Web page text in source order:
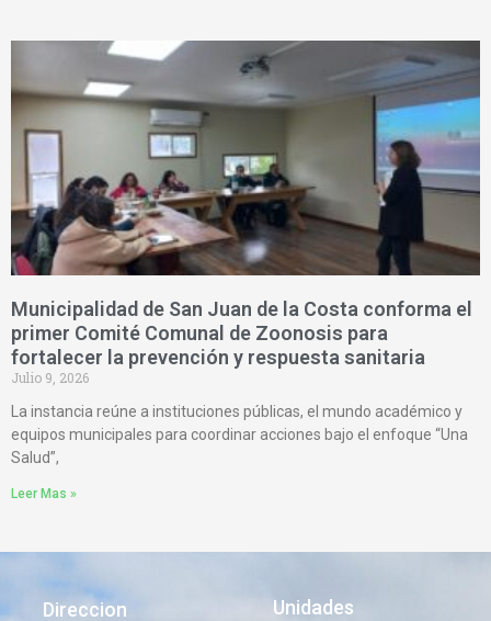
Municipalidad de San Juan de la Costa conforma el
primer Comité Comunal de Zoonosis para
fortalecer la prevención y respuesta sanitaria
Julio 9, 2026
La instancia reúne a instituciones públicas, el mundo académico y
equipos municipales para coordinar acciones bajo el enfoque “Una
Salud”,
Leer Mas »
Direccion Unidades